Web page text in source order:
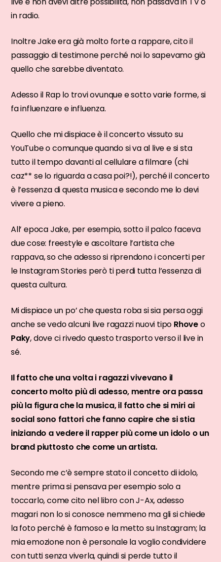
in radio.
Inoltre Jake era già molto forte a rappare, cito il
passaggio di testimone perché noi lo sapevamo già
quello che sarebbe diventato.
Adesso il Rap lo trovi ovunque e sotto varie forme, si
fa influenzare e influenza.
Quello che mi dispiace è il concerto vissuto su
YouTube o comunque quando si va al live e si sta
tutto il tempo davanti al cellulare a filmare (chi
caz** se lo riguarda a casa poi?!), perché il concerto
è l’essenza di questa musica e secondo me lo devi
vivere a pieno.
All’ epoca Jake, per esempio, sotto il palco faceva
due cose: freestyle e ascoltare l’artista che
rappava, so che adesso si riprendono i concerti per
le Instagram Stories però ti perdi tutta l’essenza di
questa cultura.
Mi dispiace un po’ che questa roba si sia persa oggi
anche se vedo alcuni live ragazzi nuovi tipo Rhoveo
Paky, dove ci rivedo questo trasporto verso il live in
sé.
Il fatto che una volta i ragazzi vivevano il
concerto molto più di adesso, mentre ora passa
più la figura che la musica, il fatto che si miri ai
social sono fattori che fanno capire che si stia
iniziando a vedere il rapper più come un idolo o un
brand piuttosto che come un artista.
Secondo me c’è sempre stato il concetto di idolo,
mentre prima si pensava per esempio solo a
toccarlo, come cito nel libro con J-Ax, adesso
magari non lo si conosce nemmeno ma gli si chiede
la foto perché è famoso e la metto su Instagram; la
mia emozione non è personale la voglio condividere
con tutti senza viverla, quindi si perde tutto il